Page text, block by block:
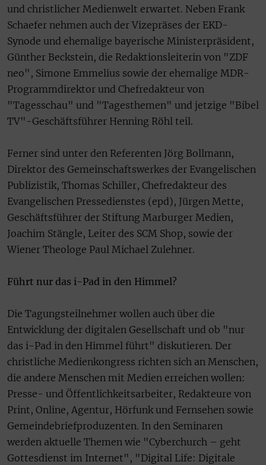
und christlicher Medienwelt erwartet. Neben Frank
Schaefer nehmen auch der Vizepräses der EKD-
Synode und ehemalige bayerische Ministerpräsident,
Günther Beckstein, die Redaktionsleiterin von "ZDF
neo", Simone Emmelius sowie der ehemalige MDR-
Programmdirektor und Chefredakteur von
"Tagesschau" und "Tagesthemen" und jetzige "Bibel
TV"-Geschäftsführer Henning Röhl teil.
Ferner sind unter den Referenten Jörg Bollmann,
Direktor des Gemeinschaftswerkes der Evangelischen
Publizistik, Thomas Schiller, Chefredakteur des
Evangelischen Pressedienstes (epd), Jürgen Mette,
Geschäftsführer der Stiftung Marburger Medien,
Joachim Stängle, Leiter des SCM Shop, sowie der
Wiener Theologe Paul Michael Zulehner.
Führt nur das i-Pad in den Himmel?
Die Tagungsteilnehmer wollen auch über die
Entwicklung der digitalen Gesellschaft und ob "nur
das i-Pad in den Himmel führt" diskutieren. Der
christliche Medienkongress richten sich an Menschen,
die andere Menschen mit Medien erreichen wollen:
Presse- und Öffentlichkeitsarbeiter, Redakteure von
Print, Online, Agentur, Hörfunk und Fernsehen sowie
Gemeindebriefproduzenten. In den Seminaren
werden aktuelle Themen wie "Cyberchurch – geht
Gottesdienst im Internet", "Digital Life: Digitale